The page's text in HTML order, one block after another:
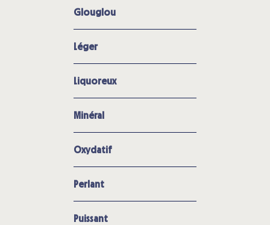
Glouglou
Léger
Liquoreux
Minéral
Oxydatif
Perlant
Puissant